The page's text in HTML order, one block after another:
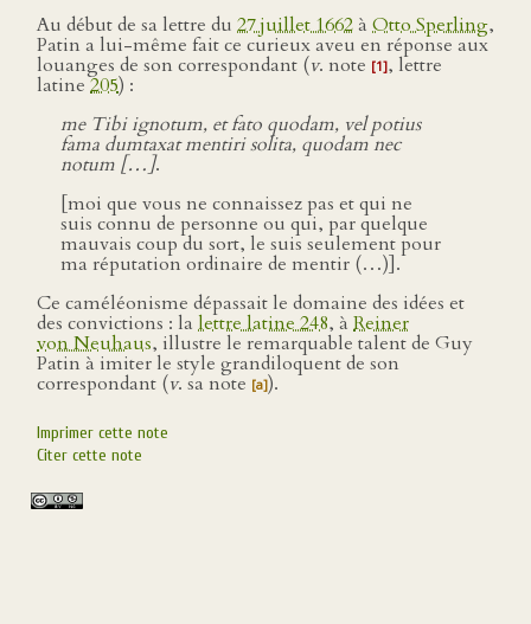
Au début de sa lettre du 27 juillet 1662à Otto Sperling,
Patin a lui-même fait ce curieux aveu en réponse aux
louanges de son correspondant (v. note [1], lettre
latine205) :
me Tibi ignotum, et fato quodam, vel potius
fama dumtaxat mentiri solita, quodam nec
notum […].
[moi que vous ne connaissez pas et qui ne
suis connu de personne ou qui, par quelque
mauvais coup du sort, le suis seulement pour
ma réputation ordinaire de mentir (…)].
Ce caméléonisme dépassait le domaine des idées et
des convictions : la lettre latine 248, à Reiner
von Neuhaus, illustre le remarquable talent de Guy
Patin à imiter le style grandiloquent de son
correspondant (v. sa note [a]).
Imprimer cette note
Citer cette note